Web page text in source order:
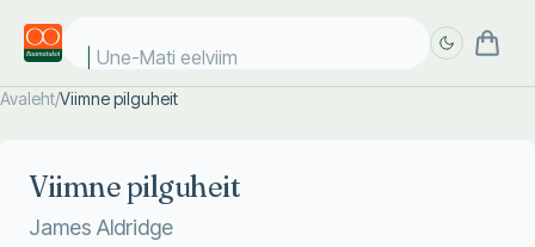
Une-Mati eelviima
Avaleht/Viimne pilguheit
Viimne pilguheit
James Aldridge